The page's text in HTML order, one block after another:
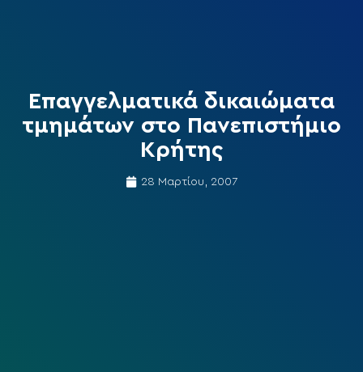
Επαγγελματικά δικαιώματα
τμημάτων στο Πανεπιστήμιο
Κρήτης
28 Μαρτίου, 2007